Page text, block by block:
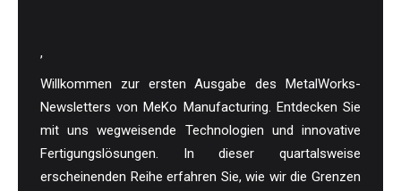
,
Willkommen zur ersten Ausgabe des MetalWorks-
Newsletters von MeKo Manufacturing. Entdecken Sie
mit uns wegweisende Technologien und innovative
Fertigungslösungen. In dieser quartalsweise
erscheinenden Reihe erfahren Sie, wie wir die Grenzen